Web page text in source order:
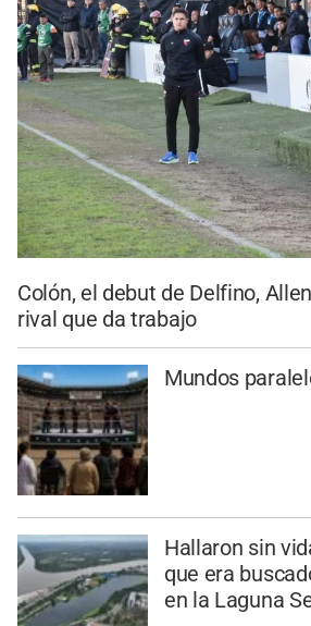
Colón, el debut de Delfino,
rival que da trabajo
Mundos
Hallaron sin
que era
en la Laguna